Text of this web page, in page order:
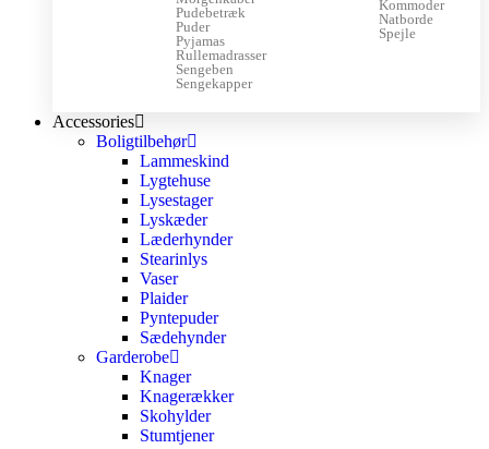
Pudebetræk
Puder
Pyjamas
Rullemadrasser
Sengeben
Sengekapper
Kommoder
Natborde
Spejle
Accessories
Boligtilbehør
Lammeskind
Lygtehuse
Lysestager
Lyskæder
Læderhynder
Stearinlys
Vaser
Plaider
Pyntepuder
Sædehynder
Garderobe
Knager
Knagerækker
Skohylder
Stumtjener